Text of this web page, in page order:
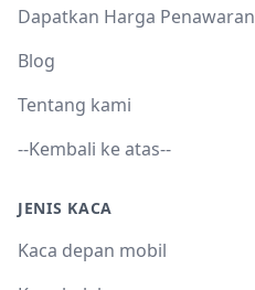
Dapatkan Harga Penawaran
Blog
Tentang kami
--Kembali ke atas--
JENIS KACA
Kaca depan mobil